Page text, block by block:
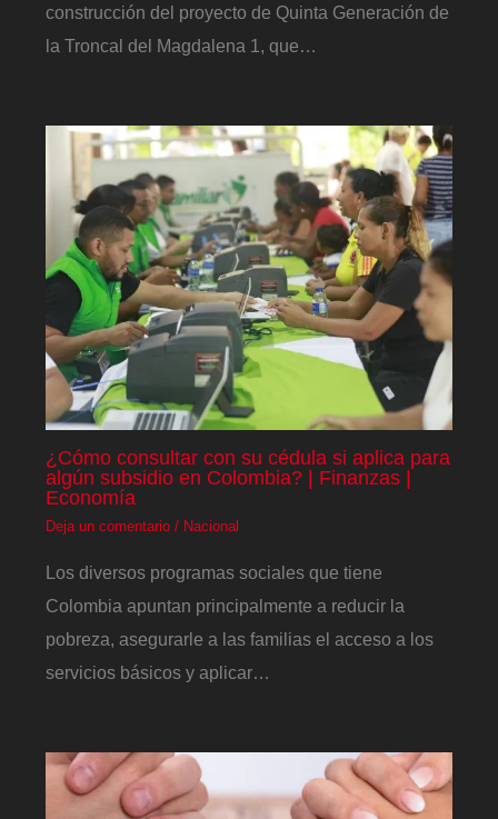
construcción del proyecto de Quinta Generación de
la Troncal del Magdalena 1, que…
¿Cómo consultar con su cédula si aplica para
algún subsidio en Colombia? | Finanzas |
Economía
Deja un comentario / Nacional
Los diversos programas sociales que tiene
Colombia apuntan principalmente a reducir la
pobreza, asegurarle a las familias el acceso a los
servicios básicos y aplicar…